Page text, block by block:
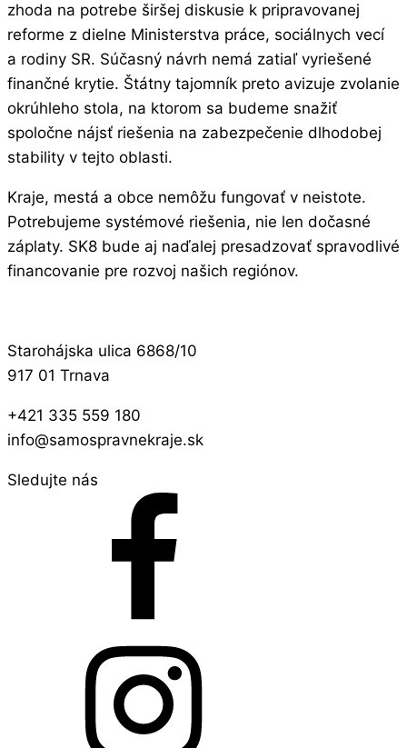
zhoda na potrebe širšej diskusie k pripravovanej
reforme z dielne Ministerstva práce, sociálnych vecí
a rodiny SR. Súčasný návrh nemá zatiaľ vyriešené
finančné krytie. Štátny tajomník preto avizuje zvolanie
okrúhleho stola, na ktorom sa budeme snažiť
spoločne nájsť riešenia na zabezpečenie dlhodobej
stability v tejto oblasti.
Kraje, mestá a obce nemôžu fungovať v neistote.
Potrebujeme systémové riešenia, nie len dočasné
záplaty. SK8 bude aj naďalej presadzovať spravodlivé
financovanie pre rozvoj našich regiónov.
Starohájska ulica 6868/10
917 01 Trnava
+421 335 559 180
info@samospravnekraje.sk
Sledujte nás